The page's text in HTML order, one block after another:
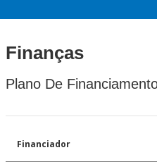
Finanças
Plano De
Financiador